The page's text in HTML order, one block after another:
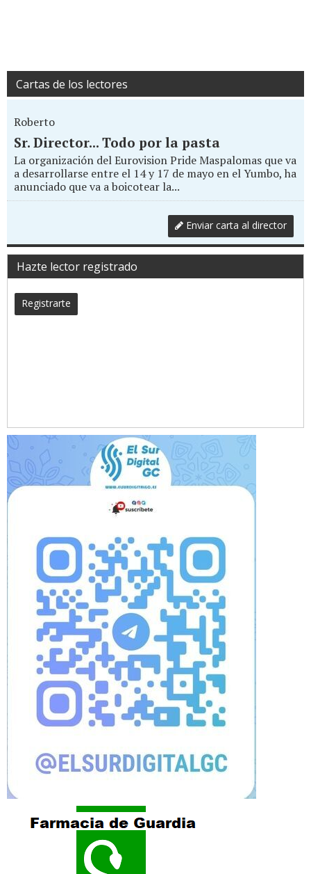
Cartas de los lectores
Roberto
Sr. Director... Todo por la pasta
La organización del Eurovision Pride Maspalomas que va
a desarrollarse entre el 14 y 17 de mayo en el Yumbo, ha
anunciado que va a boicotear la...
Enviar carta al director
Hazte lector registrado
Registrarte